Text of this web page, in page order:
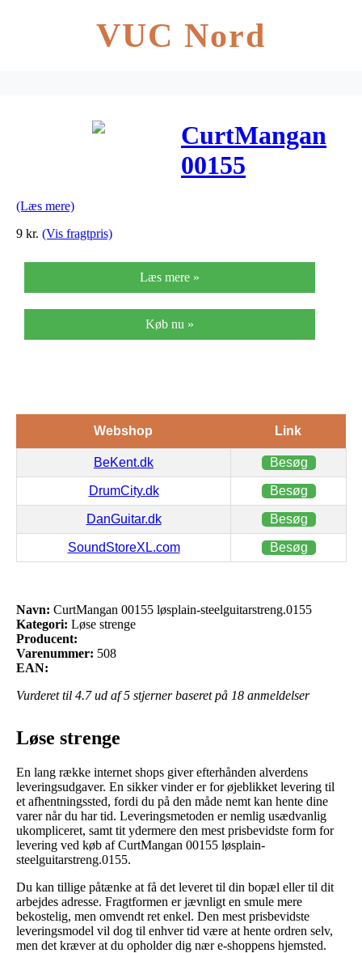
VUC Nord
CurtMangan
00155
(Læs mere)
9 kr. (Vis fragtpris)
Læs mere »
Køb nu »
Webshop Link
BeKent.dk Besøg
DrumCity.dk Besøg
DanGuitar.dk Besøg
SoundStoreXL.com Besøg
Navn: CurtMangan 00155 løsplain-steelguitarstreng.0155
Kategori: Løse strenge
Producent:
Varenummer: 508
EAN:
Vurderet til 4.7ud af 5 stjerner baseret på 18 anmeldelser
Løse strenge
En lang række internet shops giver efterhånden alverdens
leveringsudgaver. En sikker vinder er for øjeblikket levering til
et afhentningssted, fordi du på den måde nemt kan hente dine
varer når du har tid. Leveringsmetoden er nemlig usædvanlig
ukompliceret, samt tit ydermere den mest prisbevidste form for
levering ved køb af CurtMangan 00155 løsplain-
steelguitarstreng.0155.
Du kan tillige påtænke at få det leveret til din bopæl eller til dit
arbejdes adresse. Fragtformen er jævnligt en smule mere
bekostelig, men omvendt ret enkel. Den mest prisbevidste
leveringsmodel vil dog til enhver tid være at hente ordren selv,
men det kræver at du opholder dig nær e-shoppens hjemsted.